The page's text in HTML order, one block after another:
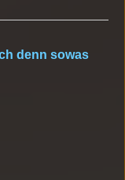
denn sowas